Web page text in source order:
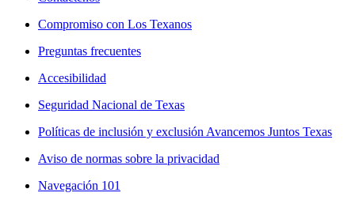
Compromiso con Los Texanos
Preguntas frecuentes
Accesibilidad
Seguridad Nacional de Texas
Políticas de inclusión y exclusión Avancemos Juntos Texas
Aviso de normas sobre la privacidad
Navegación 101